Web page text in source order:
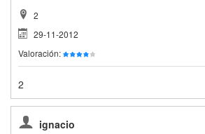
2
29-11-2012
Valoración:
2
ignacio